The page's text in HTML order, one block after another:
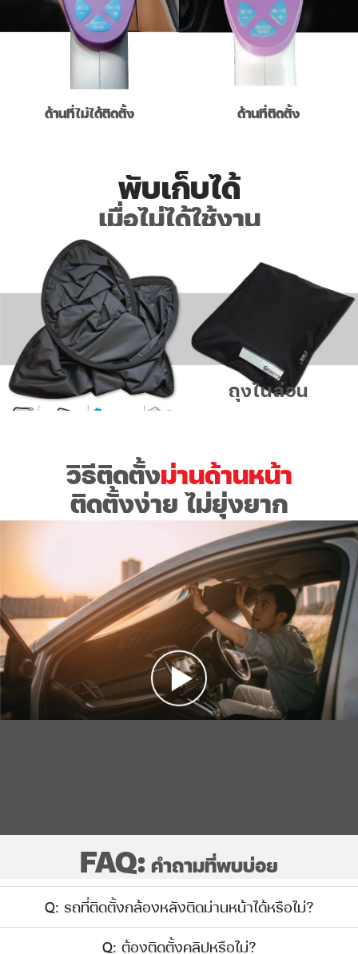
ด้านที่ไม่ได้ติดตั้ง ด้านที่ติดตั้ง
พับเก็บได้
เมื่อไม่ได้ใช้งาน
ถุงไนล่อน
วิธีติดตั้งม่านด้านหน้า
ติดตั้งง่าย ไม่ยุ่งยาก
FAQ: คำถามที่พบบ่อย
Q: รถที่ติดตั้งกล้องหลังติดม่านหน้าได้หรือไม่?
Q: ต้องติดตั้งคลิปหรือไม่?